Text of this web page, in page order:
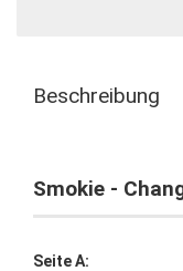
Beschreibung
Smokie -
Seite A: